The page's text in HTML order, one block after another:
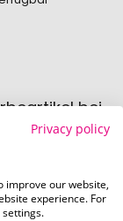
bei
Privacy policy
improve our website,
experience. For